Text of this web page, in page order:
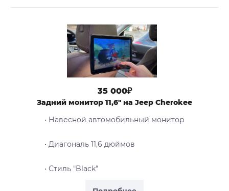
35 000₽
Задний монитор 11,6" на Jeep Cherokee
• Навесной автомобильный монитор
• Диагональ 11,6 дюймов
• Стиль "Black"